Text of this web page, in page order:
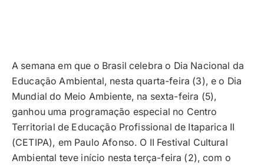
A semana em que o Brasil celebra o Dia Nacional da
Educação Ambiental, nesta quarta-feira (3), e o Dia
Mundial do Meio Ambiente, na sexta-feira (5),
ganhou uma programação especial no Centro
Territorial de Educação Profissional de Itaparica II
(CETIPA), em Paulo Afonso. O II Festival Cultural
Ambiental teve início nesta terça-feira (2), com o